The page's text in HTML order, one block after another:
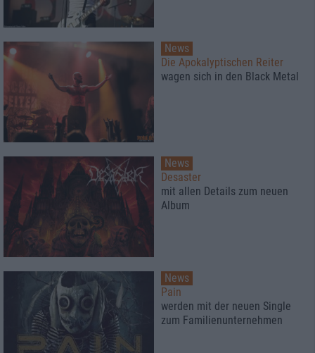
News
Die Apokalyptischen Reiter
wagen sich in den Black Metal
News
Desaster
mit allen Details zum neuen
Album
News
Pain
werden mit der neuen Single
zum Familienunternehmen